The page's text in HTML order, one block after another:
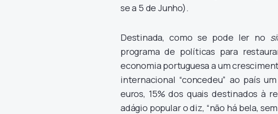
se a 5 de Junho).
Destinada, como se pode ler no
programa de políticas para
economia portuguesa a um
internacional “concedeu” ao país
euros, 15% dos quais destinados à
adágio popular o diz, “não há bela,